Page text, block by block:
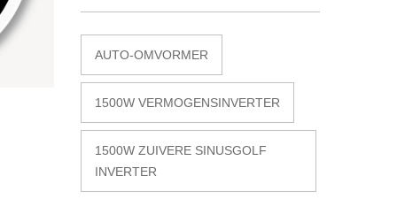
AUTO-OMVORMER
1500W VERMOGENSINVERTER
1500W ZUIVERE SINUSGOLF
INVERTER